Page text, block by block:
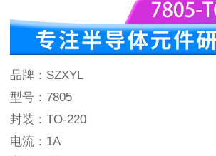
品牌：SZXYL
型号：7805
封装：TO-220
电流：1A